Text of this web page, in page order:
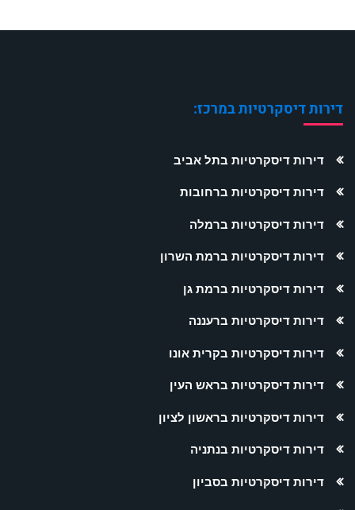
דירות דיסקרטיות במרכז:
דירות דיסקרטיות בתל אביב
דירות דיסקרטיות ברחובות
דירות דיסקרטיות ברמלה
דירות דיסקרטיות ברמת השרון
דירות דיסקרטיות ברמת גן
דירות דיסקרטיות ברעננה
דירות דיסקרטיות בקרית אונו
דירות דיסקרטיות בראש העין
דירות דיסקרטיות בראשון לציון
דירות דיסקרטיות בנתניה
דירות דיסקרטיות בסביון